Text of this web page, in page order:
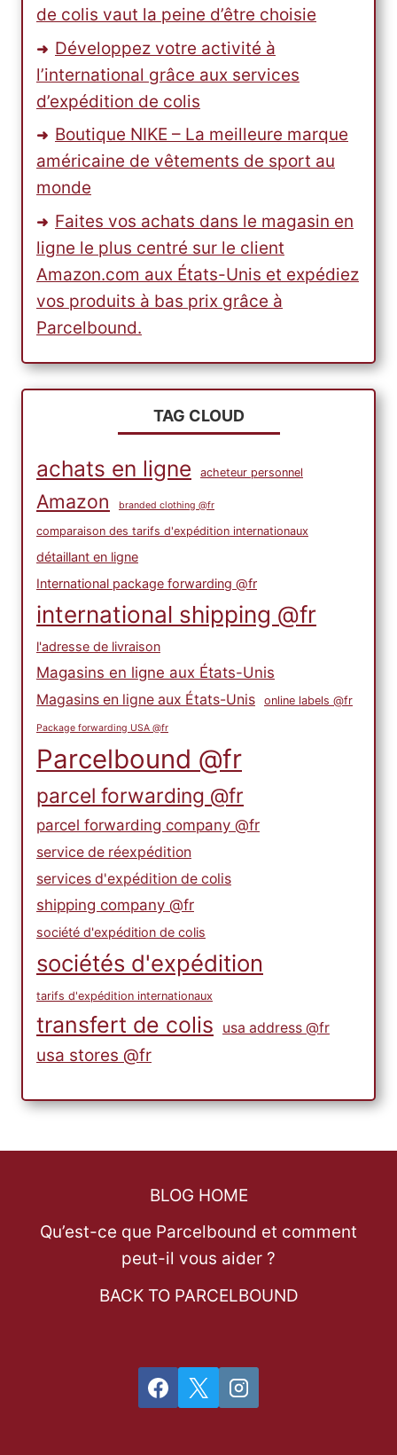
de colis vaut la peine d’être choisie
Développez votre activité à
l’international grâce aux services
d’expédition de colis
Boutique NIKE – La meilleure marque
américaine de vêtements de sport au
monde
Faites vos achats dans le magasin en
ligne le plus centré sur le client
Amazon.com aux États-Unis et expédiez
vos produits à bas prix grâce à
Parcelbound.
TAG CLOUD
achats en ligne acheteur personnel
Amazon branded clothing @fr
comparaison des tarifs d'expédition internationaux
détaillant en ligne
International package forwarding @fr
international shipping @fr
l'adresse de livraison
Magasins en ligne aux États-Unis
Magasins en ligne aux États-Unis online labels @fr
Package forwarding USA @fr
Parcelbound @fr
parcel forwarding @fr
parcel forwarding company @fr
service de réexpédition
services d'expédition de colis
shipping company @fr
société d'expédition de colis
sociétés d'expédition
tarifs d'expédition internationaux
transfert de colis usa address @fr
usa stores @fr
BLOG HOME
Qu’est-ce que Parcelbound et comment
peut-il vous aider ?
BACK TO PARCELBOUND